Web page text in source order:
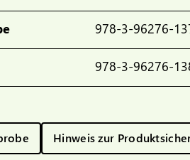
978-3-96276-
978-3-96276-
Hinweis zur